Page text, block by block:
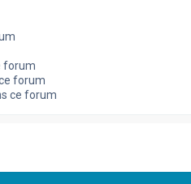
forum
forum
ce forum